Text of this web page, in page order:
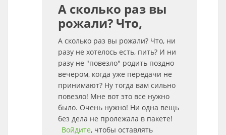
А сколько раз вы
рожали? Что,
А сколько раз вы рожали? Что, ни
разу не хотелось есть, пить? И ни
разу не "повезло" родить поздно
вечером, когда уже передачи не
принимают? Ну тогда вам сильно
повезло! Мне вот это все нужно
было. Очень нужно! Ни одна вещь
без дела не пролежала в пакете!
Войдите, чтобы оставлять